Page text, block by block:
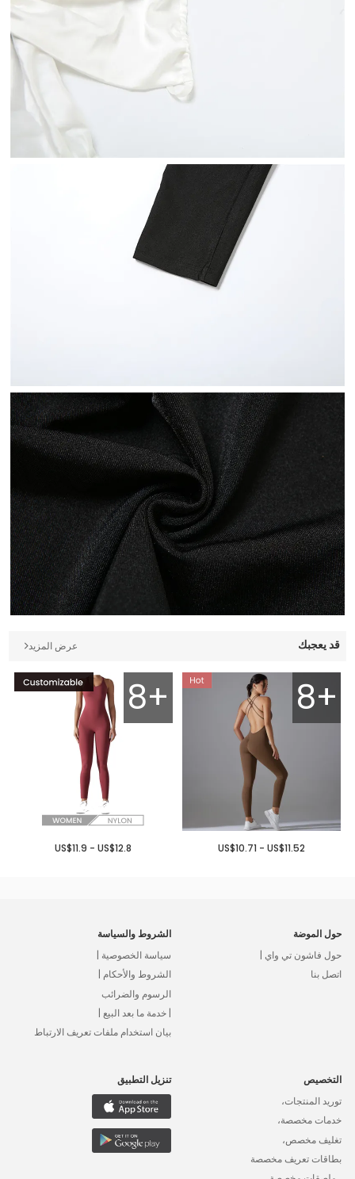
قد يعجبك عرض المزيد
8+
US$10.71 - US$11.52
8+
US$11.9 - US$12.8
حول الموضة
حول فاشون تي واي |
اتصل بنا
الشروط والسياسة
سياسة الخصوصية |
الشروط والأحكام |
الرسوم والضرائب
| خدمة ما بعد البيع |
بيان استخدام ملفات تعريف الارتباط
التخصيص
توريد المنتجات،
خدمات مخصصة،
تغليف مخصص،
بطاقات تعريف مخصصة
تنزيل التطبيق